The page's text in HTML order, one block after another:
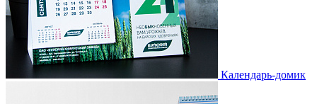
Календарь-домик